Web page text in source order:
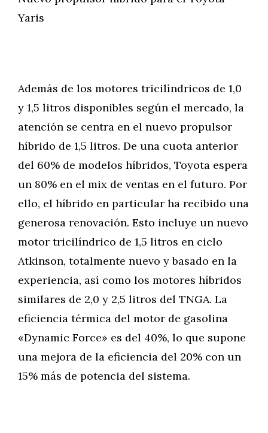
Yaris
Además de los motores tricilíndricos de 1,0
y 1,5 litros disponibles según el mercado, la
atención se centra en el nuevo propulsor
híbrido de 1,5 litros. De una cuota anterior
del 60% de modelos híbridos, Toyota espera
un 80% en el mix de ventas en el futuro. Por
ello, el híbrido en particular ha recibido una
generosa renovación. Esto incluye un nuevo
motor tricilíndrico de 1,5 litros en ciclo
Atkinson, totalmente nuevo y basado en la
experiencia, así como los motores híbridos
similares de 2,0 y 2,5 litros del TNGA. La
eficiencia térmica del motor de gasolina
«Dynamic Force» es del 40%, lo que supone
una mejora de la eficiencia del 20% con un
15% más de potencia del sistema.